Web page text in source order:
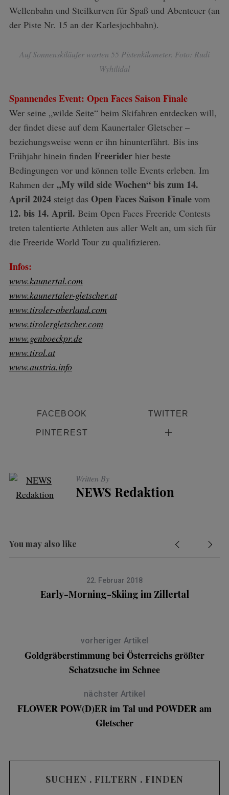
Wellenbahn und Steilkurven für Spaß und Abenteuer (an
der Piste Nr. 15 an der Karlesjochbahn).
Auf Sonnenskiläufer warten 55 Pistenkilometer. Foto: Rudi
Wyhilidal
Spannendes Event: Open Faces Saison Finale
Wer seine „wilde Seite“ beim Skifahren entdecken will,
der findet diese auf dem Kaunertaler Gletscher –
beziehungsweise wenn er ihn hinunterfährt. Bis ins
Frühjahr hinein finden Freeriderhier beste
Bedingungen vor und können tolle Events erleben. Im
Rahmen der„My wild side Wochen“ bis zum 14.
April 2024steigt das Open Faces Saison Finalevom
12. bis 14. April. Beim Open Faces Freeride Contests
treten talentierte Athleten aus aller Welt an, um sich für
die Freeride World Tour zu qualifizieren.
Infos:
www.kaunertal.com
www.kaunertaler-gletscher.at
www.tiroler-oberland.com
www.tirolergletscher.com
www.genboeckpr.de
www.tirol.at
www.austria.info
FACEBOOK TWITTER
PINTEREST
Written By
NEWS Redaktion
You may also like
22. Februar 2018
Early-Morning-Skiing im Zillertal
vorheriger Artikel
Goldgräberstimmung bei Österreichs größter
Schatzsuche im Schnee
nächster Artikel
FLOWER POW(D)ER im Tal und POWDER am
Gletscher
SUCHEN . FILTERN . FINDEN
S
f